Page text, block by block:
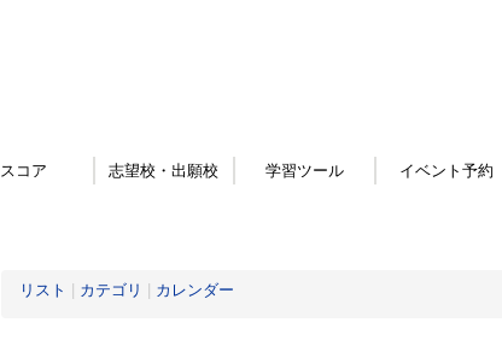
スコア 志望校・出願校 学習ツール イベント予約
リスト カテゴリ カレンダー